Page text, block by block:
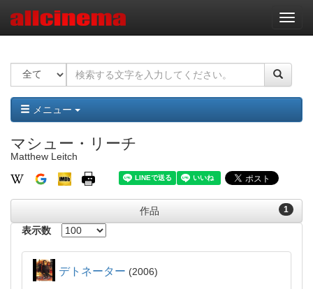
ナ
ビ
ー
ョ
ン
メニュー
マシュー・リーチ
Matthew Leitch
1
作品
表示数
デトネーター 2006